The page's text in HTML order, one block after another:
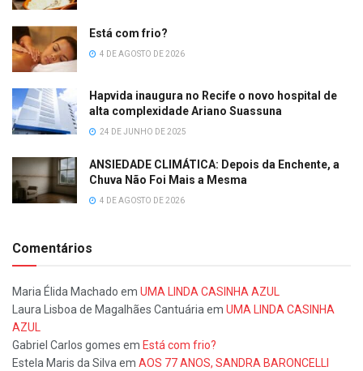
Está com frio?
4 DE AGOSTO DE 2026
Hapvida inaugura no Recife o novo hospital de
alta complexidade Ariano Suassuna
24 DE JUNHO DE 2025
ANSIEDADE CLIMÁTICA: Depois da Enchente, a
Chuva Não Foi Mais a Mesma
4 DE AGOSTO DE 2026
Comentários
Maria Élida Machado em UMA LINDA CASINHA AZUL
Laura Lisboa de Magalhães Cantuária em UMA LINDA CASINHA
AZUL
Gabriel Carlos gomes em Está com frio?
Estela Maris da Silva em AOS 77 ANOS, SANDRA BARONCELLI